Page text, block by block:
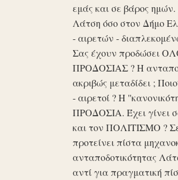
εμάς και σε βάρος ημών.
Λάτση όσο στον Δήμο
- αιρετών -
Σας έχουν προδώσει
ΠΡΟΔΟΣΙΑΣ ? Η
ακριβώς μεταδίδει ;
- αιρετοί ? Η
ΠΡΟΔΟΣΙΑ. Έχει γίνει
και τον ΠΟΛΙΤΙΣΜΟ ?
προτείνει πίστα
ανταποδοτικότητας
αντί για πραγματική